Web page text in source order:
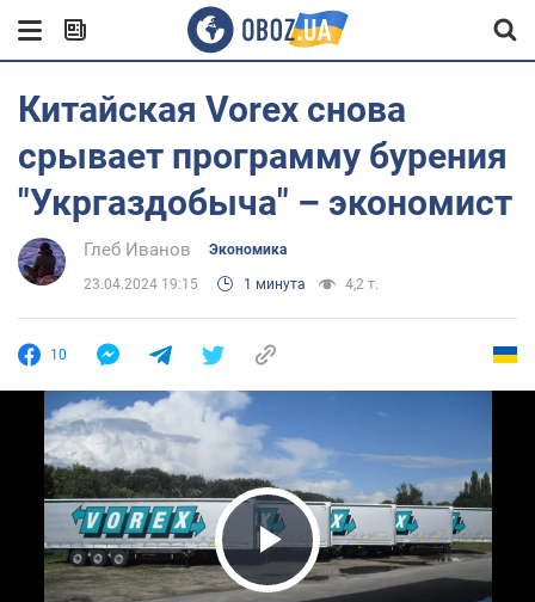
Китайская Vorex снова
срывает программу бурения
"Укргаздобыча" – экономист
Глеб Иванов Экономика
23.04.2024 19:15 1 минута 4,2 т.
10
Play Video